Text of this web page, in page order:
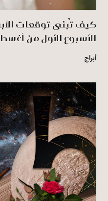
كيف تُبنى توقعات
الأسبوع الأول من
أبراج